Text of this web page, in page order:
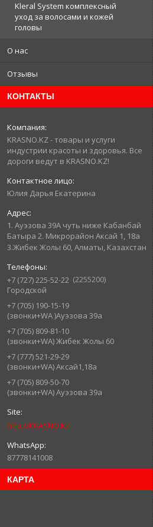
Kleral System комплексный
уход за волосами и кожей
головы
О нас
Отзывы
КОНТАКТЫ
KRASNO.KZ - товары и услуги
индустрии красоты и здоровья. Все
дороги ведут в KRASNO.KZ!
Юлия Дарья Екатерина
1. Ауэзова 39А чуть ниже Кабанбай
Батыра ㅤㅤㅤㅤㅤㅤㅤㅤㅤㅤㅤㅤㅤㅤ2. ​Микрорайон Аксай 1, 18а
3.Жибек Жолы 60, Алматы, Казахстан
+7 (727) 225-52-22 2255200
Городской
+7 (705) 190-15-19
(звонки+WA )Ауэзова 39а
+7 (705) 809-81-10
(звонки+WA) Жибек Жолы 60
+7 (777) 521-29-29
(звонки+WA) Аксай1,18а
+7 (705) 809-50-70
(звонки+WA) Ауэзова 39а
http://KRASNO.KZ
87778141008
КАРТА